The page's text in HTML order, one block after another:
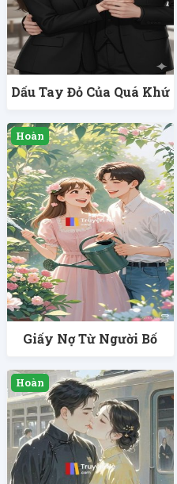
Dấu Tay Đỏ Của Quá Khứ
Giấy Nợ Từ Người Bố